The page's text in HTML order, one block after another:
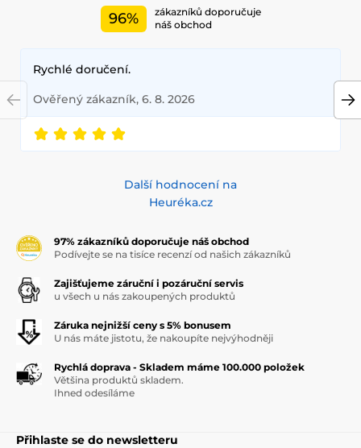
96%
zákazníků doporučuje
náš obchod
Rychlé doručení.
Ověřený zákazník, 6. 8. 2026
Další hodnocení na
Heuréka.cz
97% zákazníků doporučuje náš obchod
Podívejte se na tisíce recenzí od našich zákazníků
Zajišťujeme záruční i pozáruční servis
u všech u nás zakoupených produktů
Záruka nejnižší ceny s 5% bonusem
U nás máte jistotu, že nakoupíte nejvýhodněji
Rychlá doprava - Skladem máme 100.000 položek
Většina produktů skladem.
Ihned odesíláme
Přihlaste se do newsletteru